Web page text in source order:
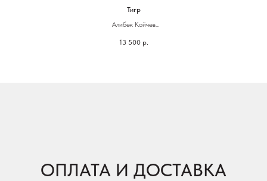
Тигр
Алибек Койчев
9 х 9 х 5
13 500 р.
ОПЛАТА И ДОСТАВКА